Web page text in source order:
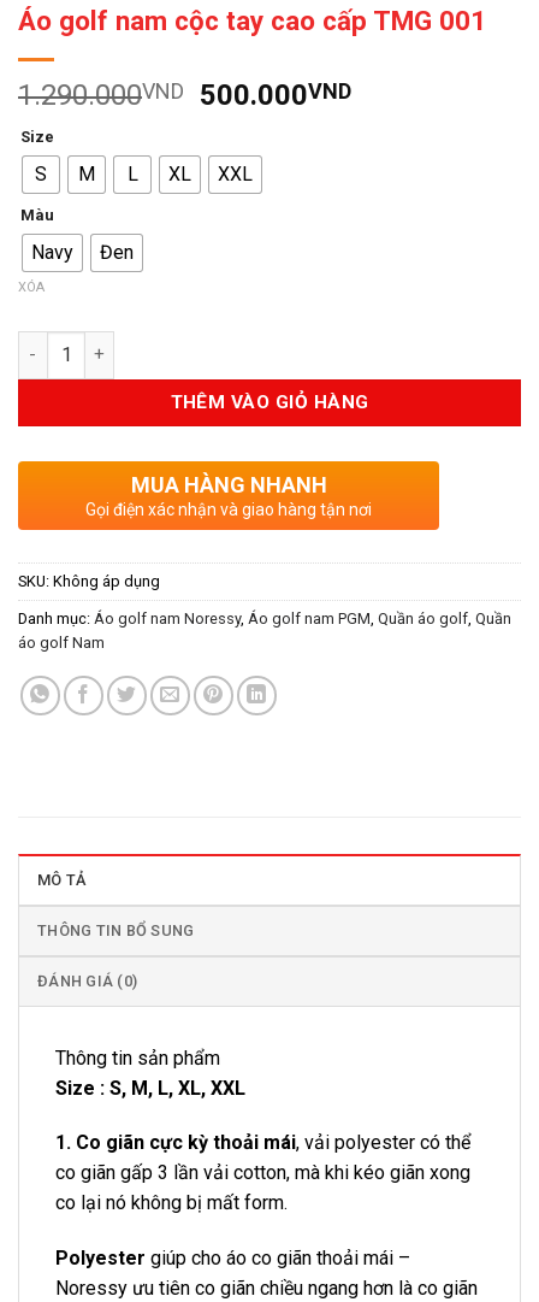
Áo golf nam cộc tay cao cấp TMG 001
1.290.000VND
Giá
là:
1.290.000VND.
500.000VNDGiá
Size
S M L XL XXL
Màu
Navy Đen
XÓA
Số lượng
THÊM VÀO GIỎ HÀNG
MUA HÀNG NHANH
Gọi điện xác nhận và giao hàng tận nơi
SKU: Không áp dụng
Danh mục: Áo golf nam Noressy, Áo golf nam PGM Quần áo golf Quần
áo golf Nam
MÔ TẢ
THÔNG TIN BỔ SUNG
ĐÁNH GIÁ (0)
Thông tin sản phẩm
Size : S, M, L, XL, XXL
1. Co giãn cực kỳ thoải mái, vải polyester có thể
co giãn gấp 3 lần vải cotton, mà khi kéo giãn xong
co lại nó không bị mất form.
Polyester giúp cho áo co giãn thoải mái –
Noressy ưu tiên co giãn chiều ngang hơn là co giãn